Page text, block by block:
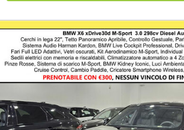
Modanature in fibra di carbonio
Pacchetto
Driving Assistant
Driving Assistant
Tetto in vetro scorrevole / inclinabile ad
Vetri posteriori laterali e
Tetto apribile